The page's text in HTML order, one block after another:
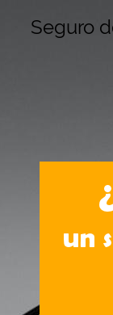
Seguro